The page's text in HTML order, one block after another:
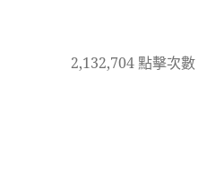
2,132,704 點擊次數